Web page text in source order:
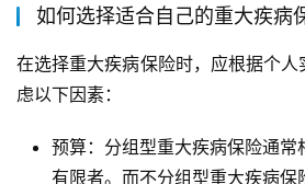
如何选择适合自己的重大疾病
在选择重大疾病保险时，应根据个
虑以下因素：
预算：分组型重大疾病保险通常
有限者。而不分组型重大疾病保